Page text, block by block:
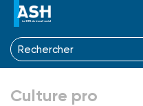
Culture pro